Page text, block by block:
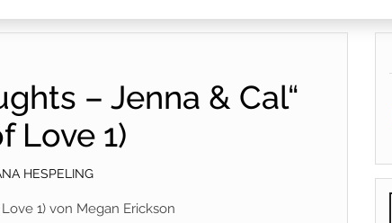
– Jenna & Cal“
Love 1)
HESPELING
1) von Megan Erickson